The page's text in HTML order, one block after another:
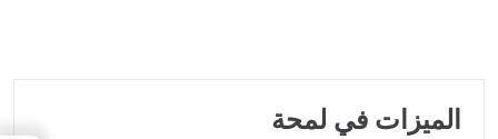
الميزات في لمحة